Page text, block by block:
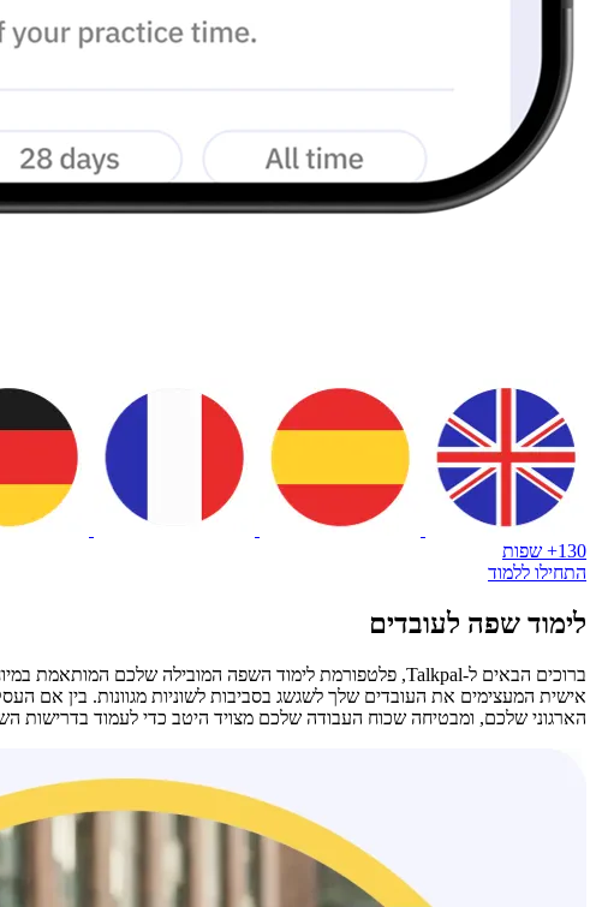
130+ שפות
התחילו ללמוד
לימוד שפה לעובדים
ברוכים הבאים ל-Talkpal, פלטפורמת לימוד השפה המובילה שלכם המותאמת במיוחד לעסקים. בשוק הגלובלי, תקשורת אפקטיבית היא אבן הפינה להצלחה. מתוך הכרה בכך,
אישית המעצימים את העובדים שלך לשגשג בסביבות לשוניות מגוונות. בין
הארגוני שלכם, ומבטיחה שכוח העבודה שלכם מצויד היטב כדי לעמוד בדרישות